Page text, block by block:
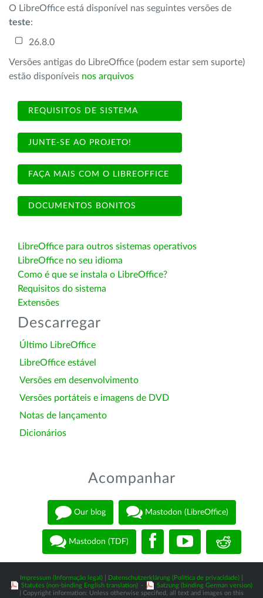
O LibreOffice está disponível nas seguintes versões de
teste:
26.8.0
Versões antigas do LibreOffice (podem estar sem suporte)
estão disponíveis nos arquivos
REQUISITOS DE SISTEMA
JUNTE-SE AO PROJETO!
FAÇA MAIS COM O LIBREOFFICE
DOCUMENTOS BONITOS
LibreOffice para outros sistemas operativos
LibreOffice no seu idioma
Como é que se instala o LibreOffice?
Requisitos do sistema
Extensões
Descarregar
Último LibreOffice
LibreOffice estável
Versões em desenvolvimento
Versões portáteis e imagens de DVD
Notas de lançamento
Dicionários
Acompanhar
Our blog Mastodon (LibreOffice)
Mastodon (TDF)
Impressum (Informação legal) Datenschutzerklärung (Política de privacidade)
Statutes (non-binding English translation) -
Satzung (binding German version)
| Copyright information: Unless otherwise specified, all text and images on this